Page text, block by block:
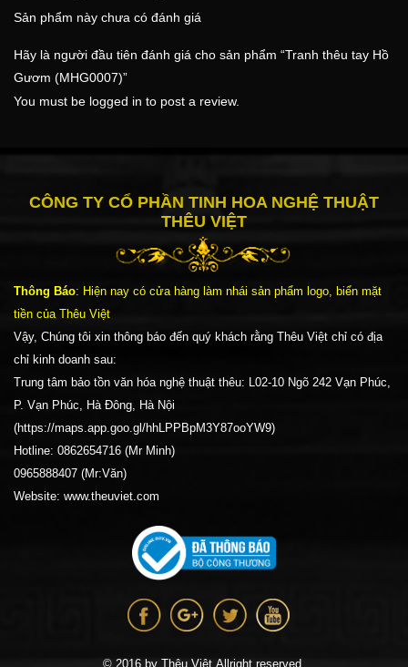
Sản phẩm này chưa có đánh giá
Hãy là người đầu tiên đánh giá cho sản phẩm “Tranh thêu tay Hồ
Gươm (MHG0007)”
You must be logged in to post a review.
CÔNG TY CỔ PHẦN TINH HOA NGHỆ THUẬT
THÊU VIỆT
Thông Báo: Hiện nay có cửa hàng làm nhái sản phẩm logo, biển mặt
tiền của Thêu Việt
Vậy, Chúng tôi xin thông báo đến quý khách rằng Thêu Việt chỉ có địa
chỉ kinh doanh sau:
Trung tâm bảo tồn văn hóa nghệ thuật thêu: L02-10 Ngõ 242 Vạn Phúc,
P. Vạn Phúc, Hà Đông, Hà Nội
(https://maps.app.goo.gl/hhLPPBpM3Y87ooYW9)
Hotline: 0862654716 (Mr Minh)
0965888407 (Mr:Văn)
Website: www.theuviet.com
© 2016 by Thêu Việt.Allright reserved.